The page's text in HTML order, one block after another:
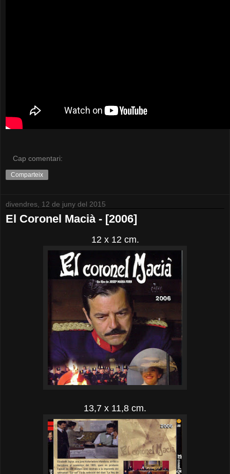
Cap comentari:
Comparteix
divendres, 12 de juny del 2015
El Coronel Macià - [2006]
12 x 12 cm.
13,7 x 11,8 cm.